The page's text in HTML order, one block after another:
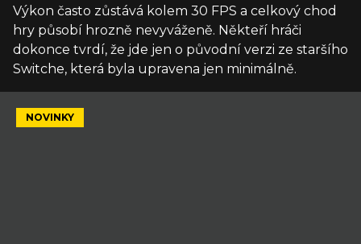
Výkon často zůstává kolem 30 FPS a celkový chod
hry působí hrozně nevyváženě. Někteří hráči
dokonce tvrdí, že jde jen o původní verzi ze staršího
Switche, která byla upravena jen minimálně.
NOVINKY